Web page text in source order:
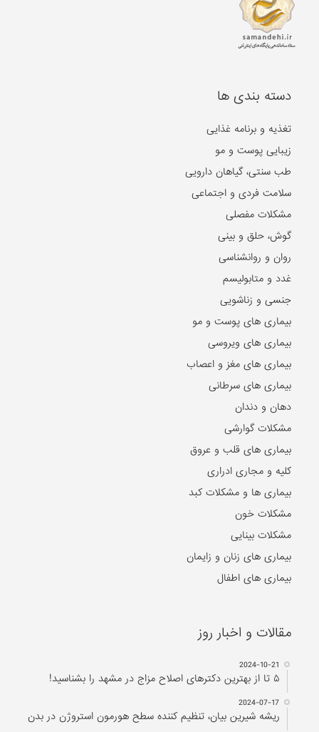
دسته بندی ها
تغذیه و برنامه غذایی
زیبایی پوست و مو
طب سنتی، گیاهان دارویی
سلامت فردی و اجتماعی
مشکلات مفصلی
گوش، حلق و بینی
روان و روانشناسی
غدد و متابولیسم
جنسی و زناشویی
بیماری های پوست و مو
بیماری های ویروسی
بیماری های مغز و اعصاب
بیماری های سرطانی
دهان و دندان
مشکلات گوارشی
بیماری های قلب و عروق
کلیه و مجاری ادراری
بیماری ها و مشکلات کبد
مشکلات خون
مشکلات بینایی
بیماری های زنان و زایمان
بیماری های اطفال
مقالات و اخبار روز
2024-10-21
۵ تا از بهترین دکتر‌های اصلاح مزاج در مشهد را بشناسید!
2024-07-17
ریشه شیرین بیان، تنظیم کننده سطح هورمون استروژن در بدن